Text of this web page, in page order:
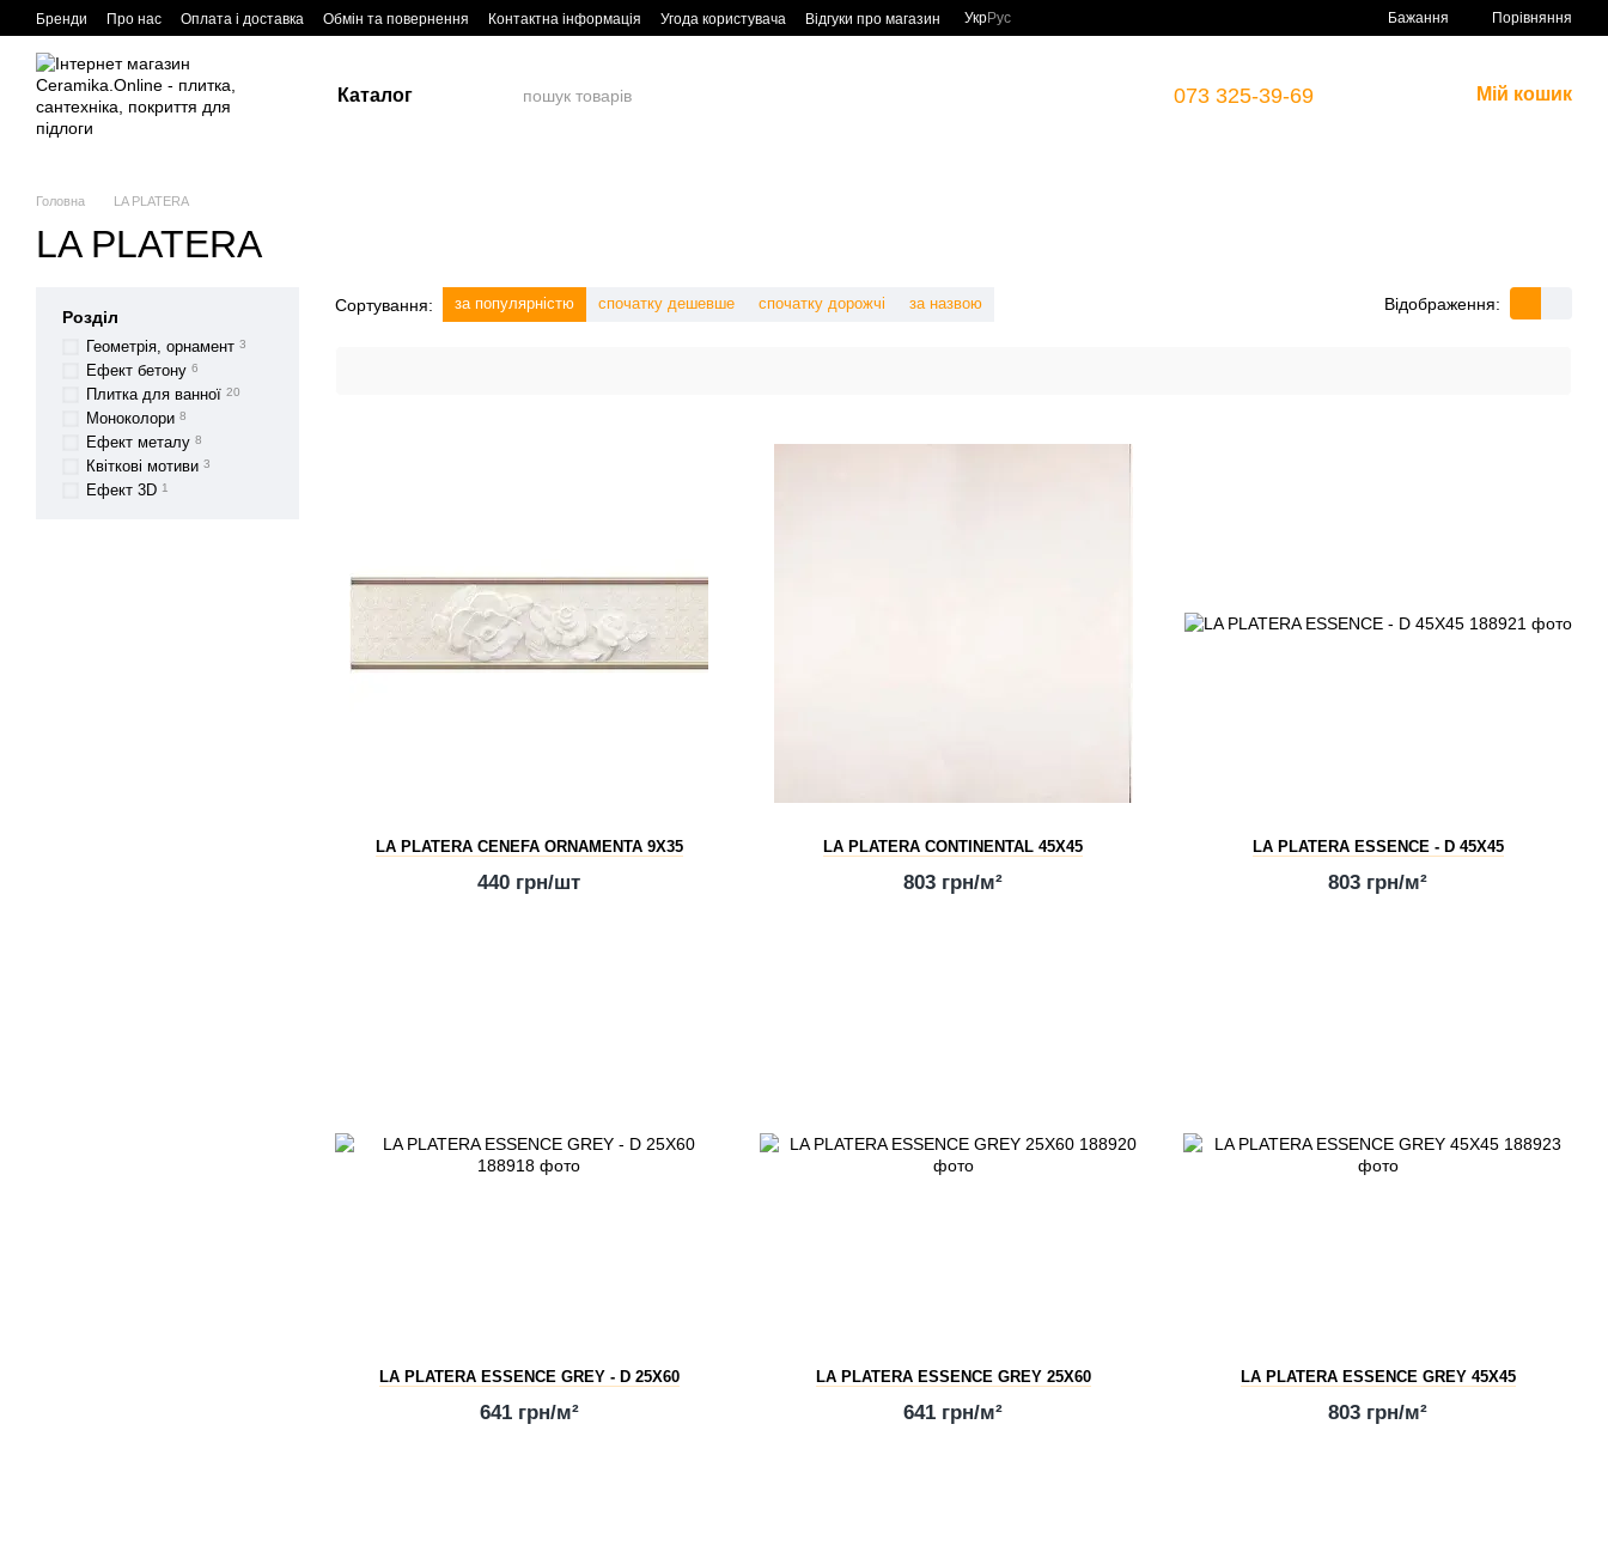
Перейти до основного контенту
Бренди Про нас Оплата і доставка Обмін та повернення Контактна інформація Угода користувача Відгуки про магазин УкрРус Бажання Порівняння
Каталог 073 325-39-69 Мій кошик
Головна LA PLATERA
LA PLATERA
Сортування: за популярністю спочатку дешевше спочатку дорожчі за назвою Відображення:
LA PLATERA CENEFA ORNAMENTA 9X35
440 грн/шт
LA PLATERA CONTINENTAL 45X45
803 грн/м²
LA PLATERA ESSENCE - D 45X45
803 грн/м²
LA PLATERA ESSENCE GREY - D 25X60
641 грн/м²
LA PLATERA ESSENCE GREY 25X60
641 грн/м²
LA PLATERA ESSENCE GREY 45X45
803 грн/м²
Розділ
Геометрія, орнамент 3
Ефект бетону 6
Плитка для ванної 20
Моноколори 8
Ефект металу 8
Квіткові мотиви 3
Ефект 3D 1